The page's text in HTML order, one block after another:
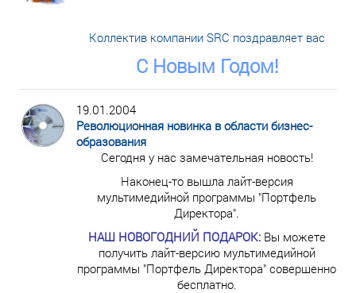
Коллектив компании SRC поздравляет вас
С Новым Годом!
19.01.2004
Революционная новинка в области бизнес-
образования
Сегодня у нас замечательная новость!
Наконец-то вышла лайт-версия
мультимедийной программы "Портфель
Директора".
НАШ НОВОГОДНИЙ ПОДАРОК:Вы можете
получить лайт-версию мультимедийной
программы "Портфель Директора" совершенно
бесплатно.